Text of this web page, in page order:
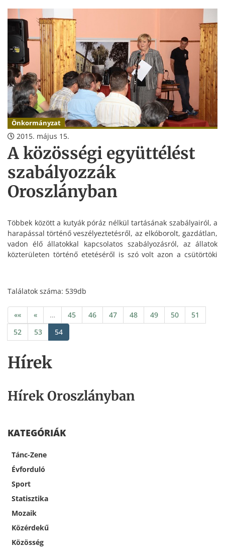
Hírek
Hírek Oroszlányban
KATEGÓRIÁK
Tánc-Zene
Évforduló
Sport
Statisztika
Mozaik
Közérdekű
Közösség
Önkormányzat
2015. május 15.
A közösségi együttélést
szabályozzák
Oroszlányban
Többek között a kutyák póráz nélkül tartásának szabályairól, a
harapással történő veszélyeztetésről, az elkóborolt, gazdátlan,
vadon élő állatokkal kapcsolatos szabályozásról, az állatok
közterületen történő etetéséről is szó volt azon a csütörtöki
Találatok száma: 539db
«« « … 45 46 47 48 49 50
51
52
53 54